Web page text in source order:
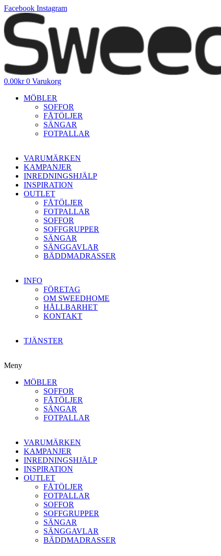
Hoppa
till
innehåll
Facebook Instagram
0.00kr 0 Varukorg
MÖBLER
SOFFOR
FÅTÖLJER
SÄNGAR
FOTPALLAR
VARUMÄRKEN
KAMPANJER
INREDNINGSHJÄLP
INSPIRATION
OUTLET
FÅTÖLJER
FOTPALLAR
SOFFOR
SOFFGRUPPER
SÄNGAR
SÄNGGAVLAR
BÄDDMADRASSER
INFO
FÖRETAG
OM SWEEDHOME
HÅLLBARHET
KONTAKT
TJÄNSTER
Meny
MÖBLER
SOFFOR
FÅTÖLJER
SÄNGAR
FOTPALLAR
VARUMÄRKEN
KAMPANJER
INREDNINGSHJÄLP
INSPIRATION
OUTLET
FÅTÖLJER
FOTPALLAR
SOFFOR
SOFFGRUPPER
SÄNGAR
SÄNGGAVLAR
BÄDDMADRASSER